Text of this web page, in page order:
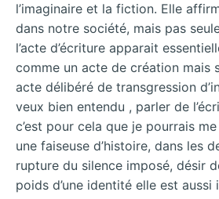
l’imaginaire et la fiction. Elle
dans notre société, mais pas
l’acte d’écriture apparait
comme un acte de création mais
acte délibéré de transgression
veux bien entendu , parler de
c’est pour cela que je pourrais
une faiseuse d’histoire, dans les
rupture du silence imposé, désir
poids d’une identité elle est